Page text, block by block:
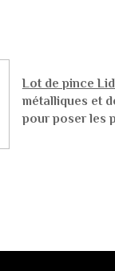
Lot de pince
métalliques et
pour poser les